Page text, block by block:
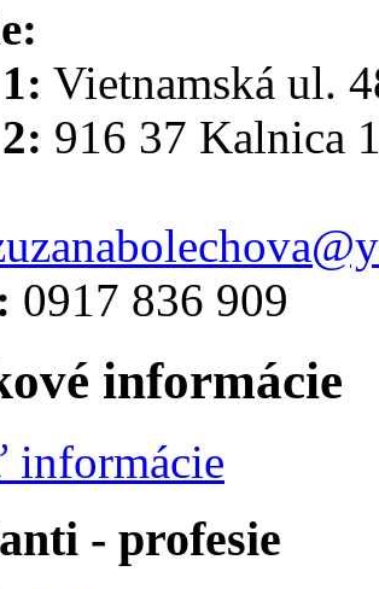
Vietnamská ul.
916 37 Kalnica
0917 836 909
informácie
informácie
- profesie